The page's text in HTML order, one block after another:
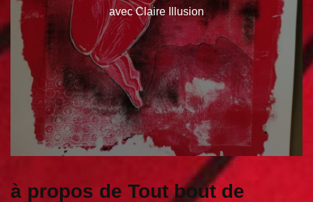
avec Claire Illusion
à propos de Tout bout de